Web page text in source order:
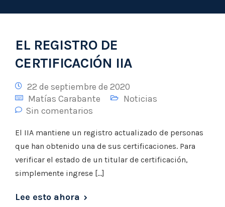
EL REGISTRO DE
CERTIFICACIÓN IIA
22 de septiembre de 2020
Matías Carabante
Noticias
Sin comentarios
El IIA mantiene un registro actualizado de personas
que han obtenido una de sus certificaciones. Para
verificar el estado de un titular de certificación,
simplemente ingrese […]
Lee esto ahora